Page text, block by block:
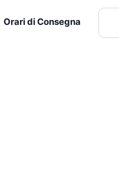
Orari di Consegna